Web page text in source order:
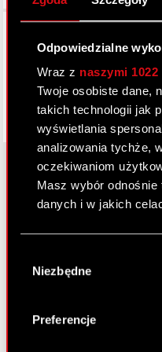
Odpowiedzialne
Wraz z naszymi
Twoje osobiste dane,
takich technologii jak
wyświetlania
analizowania tychże,
oczekiwaniom
Masz wybór
danych i w jakich
lokalizacji
Identyfikować
analizując
zgody
Niezbędne
Preferencje
O CD PROJEKT
Grupa Kapitałowa
Nasz biznes
Zrównoważony